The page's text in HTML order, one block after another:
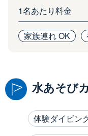
1名あたり料金
家族連れ OK
水あそび
体験ダイビン